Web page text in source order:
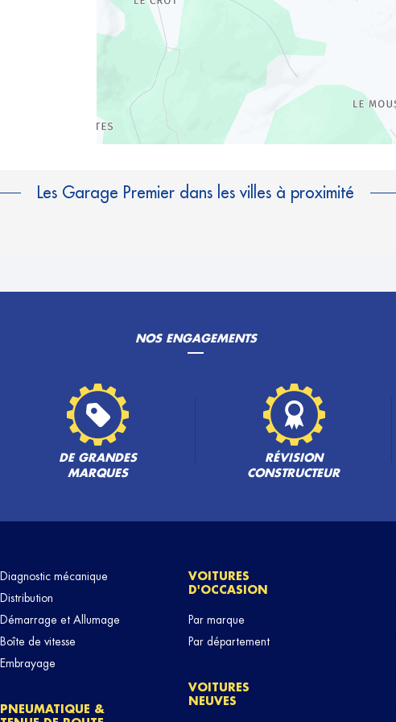
Les Garage Premier dans les villes à proximité
NOS ENGAGEMENTS
DE GRANDES
MARQUES
RÉVISION
CONSTRUCTEUR
Diagnostic mécanique
Distribution
Démarrage et Allumage
Boîte de vitesse
Embrayage
PNEUMATIQUE &
VOITURES
D'OCCASION
Par marque
Par département
VOITURES
NEUVES